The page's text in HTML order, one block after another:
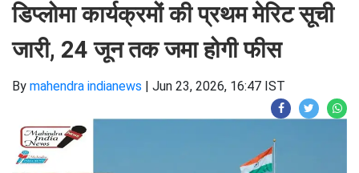
डिप्लोमा कार्यक्रमों की प्रथम मेरिट सूची
जारी, 24 जून तक जमा होगी फीस
By mahendra indianews | Jun 23, 2026, 16:47 IST